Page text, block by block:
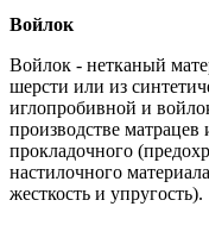
Войлок
Войлок - нетканый
шерсти или из
иглопробивной и
производстве матрацев
прокладочного
настилочного
жесткость и упругость).